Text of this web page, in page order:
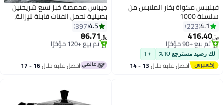
فيليبس مكواة بخار الملابس من
سلسلة 1000
4.1
223
﷼‏416.40
#9 في كاويات بخار للملابس
باقي 10 وحدات في المخزون
تم بيع +90 مؤخرًا
#9 في كاويات بخار للملابس
لك رصيد مسترجع 10% + 1
احصل عليه خلال 13 - 14
جيباس محمصة خبز تسع شريحتين
بصينية لحمل الفتات قابلة للإزالة،
إعدادات للتحكم في التحميص
شريحتين 700 W GBT36515N أبيض
4.5
397
﷼‏ 86.71
#2 في ماكينات التحميص
باقي 2 وحدات في المخزون
تم بيع +120 مؤخرًا
#2 في ماكينات التحميص احصل عليه خلال 16 - 17